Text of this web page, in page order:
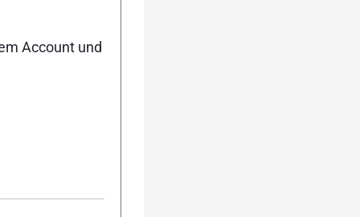
Account und